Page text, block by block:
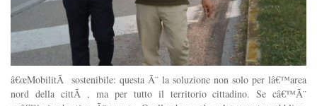
â€œMobilitÃ sostenibile: questa Ã¨ la soluzione non solo per lâ€™area
nord della cittÃ , ma per tutto il territorio cittadino. Se câ€™Ã¨